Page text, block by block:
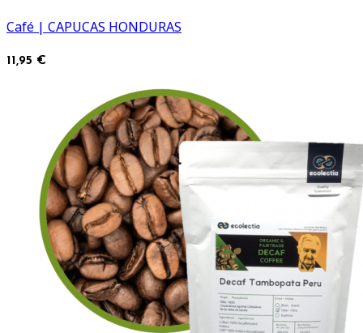
Café | CAPUCAS HONDURAS
11,95 €